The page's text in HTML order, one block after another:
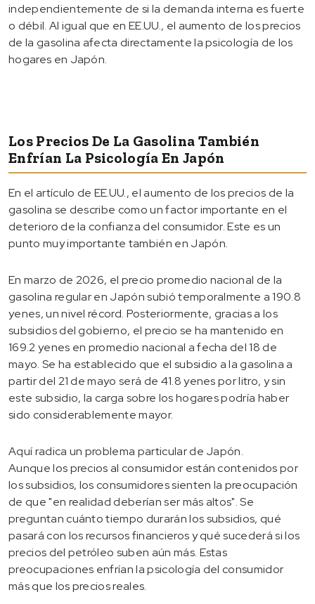
independientemente de si la demanda interna es fuerte
o débil. Al igual que en EE.UU., el aumento de los precios
de la gasolina afecta directamente la psicología de los
hogares en Japón.
Los Precios De La Gasolina También
Enfrían La Psicología En Japón
En el artículo de EE.UU., el aumento de los precios de la
gasolina se describe como un factor importante en el
deterioro de la confianza del consumidor. Este es un
punto muy importante también en Japón.
En marzo de 2026, el precio promedio nacional de la
gasolina regular en Japón subió temporalmente a 190.8
yenes, un nivel récord. Posteriormente, gracias a los
subsidios del gobierno, el precio se ha mantenido en
169.2 yenes en promedio nacional a fecha del 18 de
mayo. Se ha establecido que el subsidio a la gasolina a
partir del 21 de mayo será de 41.8 yenes por litro, y sin
este subsidio, la carga sobre los hogares podría haber
sido considerablemente mayor.
Aquí radica un problema particular de Japón.
Aunque los precios al consumidor están contenidos por
los subsidios, los consumidores sienten la preocupación
de que "en realidad deberían ser más altos". Se
preguntan cuánto tiempo durarán los subsidios, qué
pasará con los recursos financieros y qué sucederá si los
precios del petróleo suben aún más. Estas
preocupaciones enfrían la psicología del consumidor
más que los precios reales.